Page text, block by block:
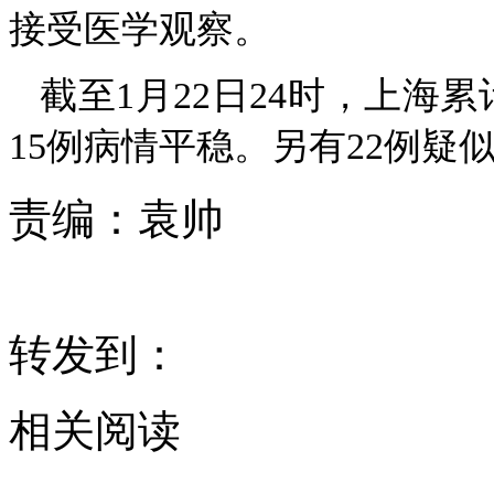
接受医学观察。
截至1月22日24时，上海
15例病情平稳。另有22例疑
责编： 袁帅
转发到：
相关阅读